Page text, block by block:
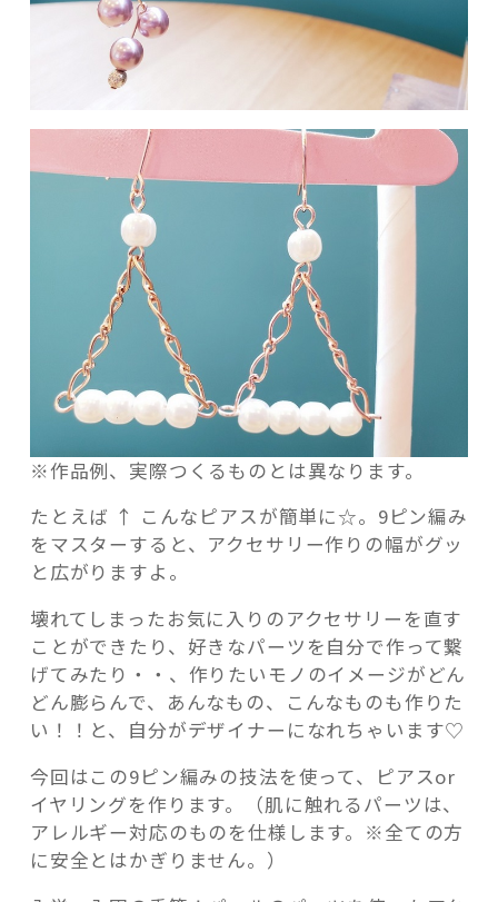
※作品例、実際つくるものとは異なります。
たとえば ↑ こんなピアスが簡単に☆。9ピン編み
をマスターすると、アクセサリー作りの幅がグッ
と広がりますよ。
壊れてしまったお気に入りのアクセサリーを直す
ことができたり、好きなパーツを自分で作って繋
げてみたり・・、作りたいモノのイメージがどん
どん膨らんで、あんなもの、こんなものも作りた
い！！と、自分がデザイナーになれちゃいます♡
今回はこの9ピン編みの技法を使って、ピアスor
イヤリングを作ります。（肌に触れるパーツは、
アレルギー対応のものを仕様します。※全ての方
に安全とはかぎりません。）